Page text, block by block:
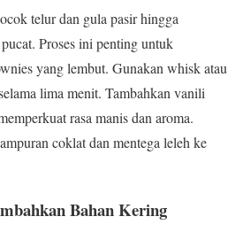
telur dan gula pasir hingga
Proses ini penting untuk
yang lembut. Gunakan whisk atau
lima menit. Tambahkan vanili
rasa manis dan aroma.
coklat dan mentega leleh ke
Bahan Kering